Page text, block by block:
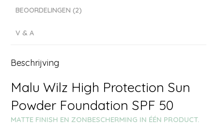
BEOORDELINGEN (2)
V & A
Beschrijving
Malu Wilz High Protection Sun
Powder Foundation SPF 50
MATTE FINISH EN ZONBESCHERMING IN ÉÉN PRODUCT.